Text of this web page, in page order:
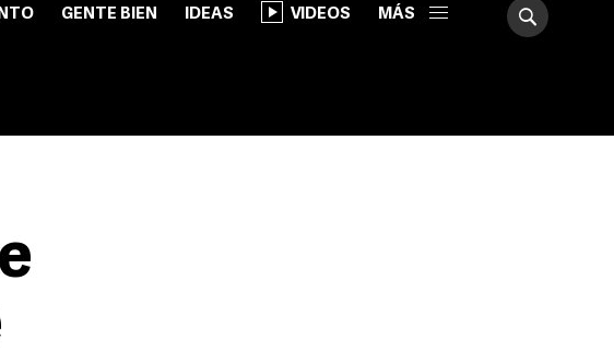
GENTE BIEN IDEAS VIDEOS MÁS